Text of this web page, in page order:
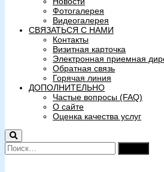
Фотогалерея
Видеогалерея
СВЯЗАТЬСЯ С НАМИ
Контакты
Визитная карточка
Электронная приемная
Обратная связь
Горячая линия
ДОПОЛНИТЕЛЬНО
Частые вопросы (FAQ)
О сайте
Оценка качества услуг
Найти: